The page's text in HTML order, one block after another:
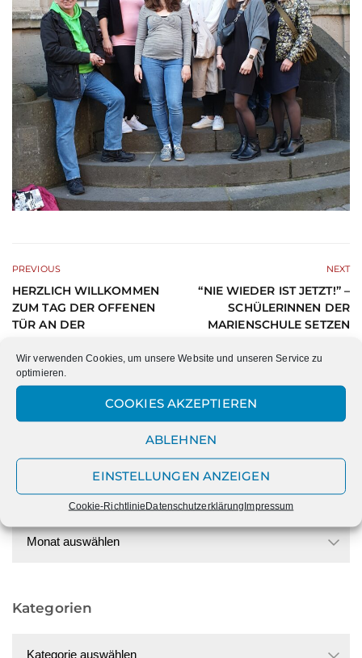
Wir verwenden Cookies, um unsere Website und unseren Service zu
optimieren.
COOKIES AKZEPTIEREN
ABLEHNEN
EINSTELLUNGEN ANZEIGEN
Cookie-RichtlinieDatenschutzerklärungImpressum
PREVIOUS
HERZLICH WILLKOMMEN
ZUM TAG DER OFFENEN
TÜR AN DER
NEXT
“NIE WIEDER IST JETZT!” –
SCHÜLERINNEN DER
MARIENSCHULE SETZEN
ANTISEMITISMUS UND
Datum
Datum
Kategorien